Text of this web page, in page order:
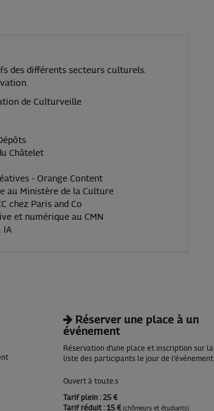
des différents secteurs culturels.
de Culturveille
Châtelet
- Orange Content
au ‎Ministère de la Culture
chez Paris and Co
et numérique au ‎CMN
IA
Réserver une place à un
événement
Réservation d’une place et inscription sur la
liste des participants le jour de l’événement
Ouvert à tou.te.s
Tarif plein : 25 €
Tarif réduit : 15 € (chômeurs et étudiants)